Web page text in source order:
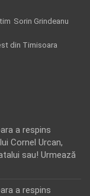
Sorin Grindeanu
din Timisoara
a respins
Cornel Urcan,
sau! Urmează
a respins